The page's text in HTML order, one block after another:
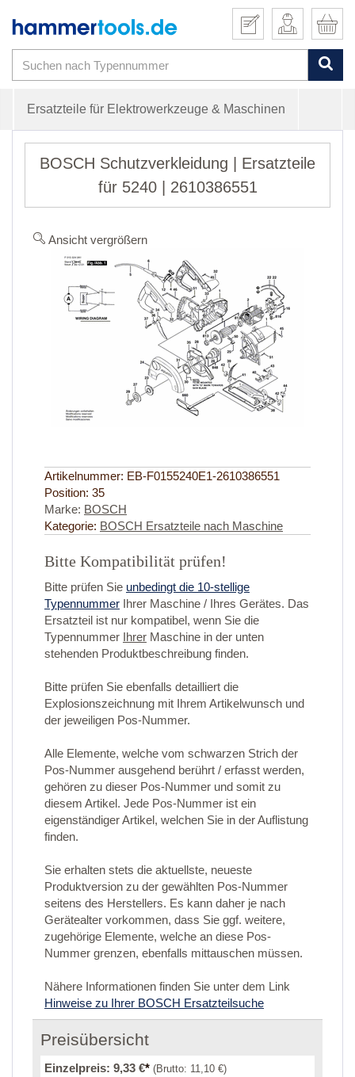
Ersatzteile für Elektrowerkzeuge & Maschinen
BOSCH Schutzverkleidung | Ersatzteile
für 5240 | 2610386551
Ansicht vergrößern
Artikelnummer: EB-F0155240E1-2610386551
Position: 35
Marke: BOSCH
Kategorie: BOSCH Ersatzteile nach Maschine
Bitte Kompatibilität prüfen!
Bitte prüfen Sie unbedingt die 10-stellige
Typennummer Ihrer Maschine / Ihres Gerätes. Das
Ersatzteil ist nur kompatibel, wenn Sie die
Typennummer Ihrer Maschine in der unten
stehenden Produktbeschreibung finden.
Bitte prüfen Sie ebenfalls detailliert die
Explosionszeichnung mit Ihrem Artikelwunsch und
der jeweiligen Pos-Nummer.
Alle Elemente, welche vom schwarzen Strich der
Pos-Nummer ausgehend berührt / erfasst werden,
gehören zu dieser Pos-Nummer und somit zu
diesem Artikel. Jede Pos-Nummer ist ein
eigenständiger Artikel, welchen Sie in der Auflistung
finden.
Sie erhalten stets die aktuellste, neueste
Produktversion zu der gewählten Pos-Nummer
seitens des Herstellers. Es kann daher je nach
Gerätealter vorkommen, dass Sie ggf. weitere,
zugehörige Elemente, welche an diese Pos-
Nummer grenzen, ebenfalls mittauschen müssen.
Nähere Informationen finden Sie unter dem Link
Hinweise zu Ihrer BOSCH Ersatzteilsuche
Preisübersicht
Einzelpreis: 9,33 €* (Brutto: 11,10 €)